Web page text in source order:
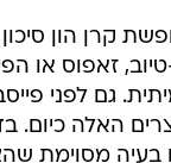
קרן הון
טיוב, זאפוס
גם לפני
האלה
בעיה מסוימת